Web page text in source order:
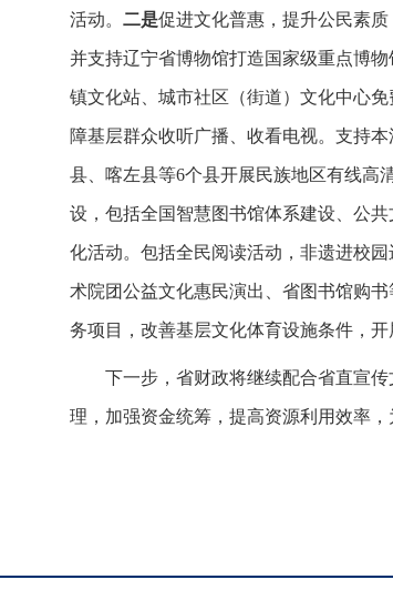
活动。 二是促进文化普惠，提升公民素
并支持辽宁省博物馆打造国家级重点博
镇文化站、城市社区（街道）文化中心
障基层群众收听广播、收看电视。支持
县、喀左县等6个县开展民族地区有线高
设，包括全国智慧图书馆体系建设、公共
化活动。包括全民阅读活动，非遗进校
术院团公益文化惠民演出、省图书馆购书
务项目，改善基层文化体育设施条件，开
下一步，省财政将继续配合省直宣传
理，加强资金统筹，提高资源利用效率